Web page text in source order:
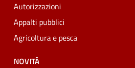
Autorizzazioni
Appalti pubblici
Agricoltura e pesca
NOVITÀ